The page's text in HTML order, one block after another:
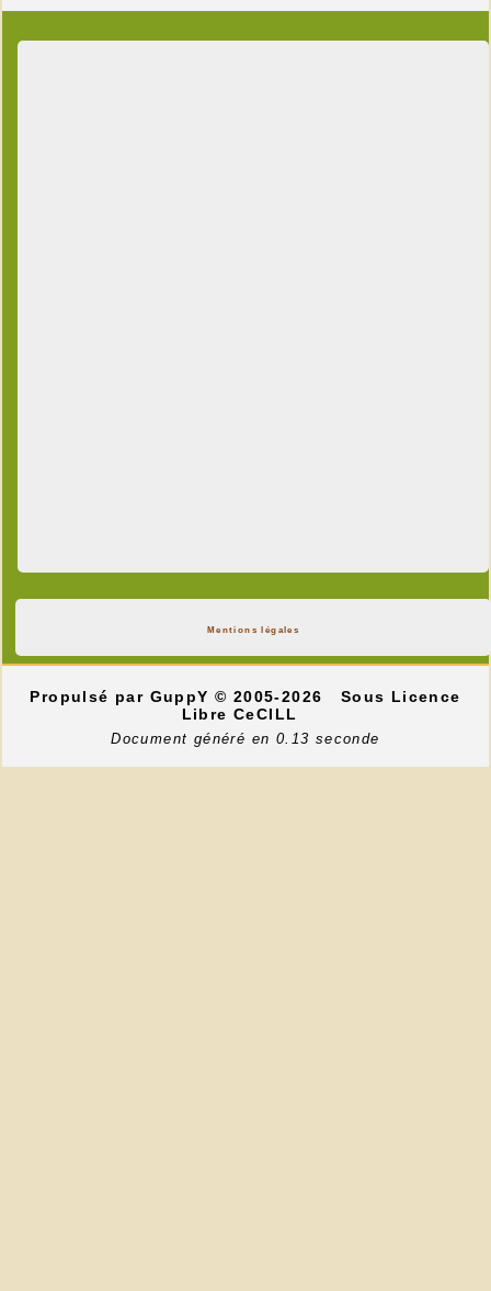
Mentions légales
Propulsé par GuppY© 2005-2026
Sous Licence
Libre CeCILL
Document généré en 0.13 seconde